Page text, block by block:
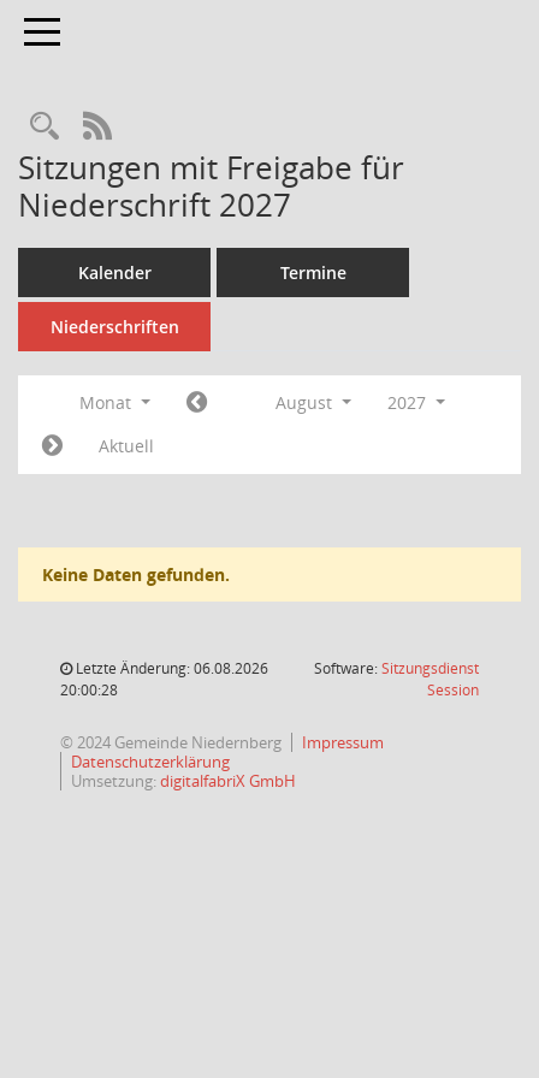
Toggle navigation
Rechercheauswahl
RSS-Feed
Sitzungen mit Freigabe für
Niederschrift 2027
Kalender Termine
Niederschriften
Monat August
2027
Aktuell
Keine Daten gefunden.
Letzte Änderung: 06.08.2026
20:00:28
Software:Sitzungsdienst
Session(Wird in
© 2024 Gemeinde Niedernberg
Impressum
Datenschutzerklärung
Umsetzung:digitalfabriX GmbH